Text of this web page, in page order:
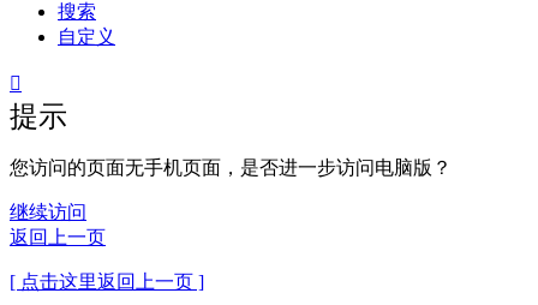
搜索
自定义

提示
您访问的页面无手机页面，是否进一步访问电脑版？
继续访问
返回上一页
[ 点击这里返回上一页 ]